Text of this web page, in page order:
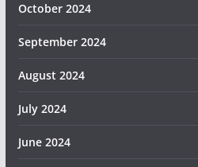
October 2024
September 2024
August 2024
July 2024
June 2024